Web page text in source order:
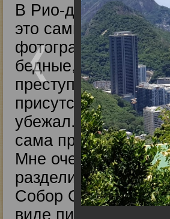
В Рио-де-Жанейро
это самый
фотографий разных
бедные, нищие
преступности в
присутствии
убежал. Никто
сама природа
Мне очень
разделили со мной
Собор Св.
виде пирамиды